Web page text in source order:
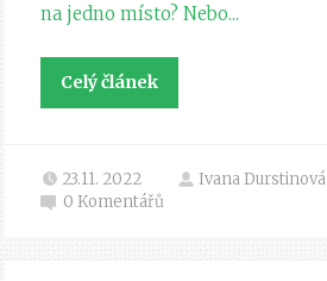
na jedno místo? Nebo...
Celý článek
23.11. 2022 Ivana Durstinová
0 Komentářů